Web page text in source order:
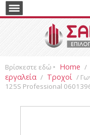
Βρίσκεστε εδώ ‣ Home /
εργαλεία / Τροχοί /
125S Professional